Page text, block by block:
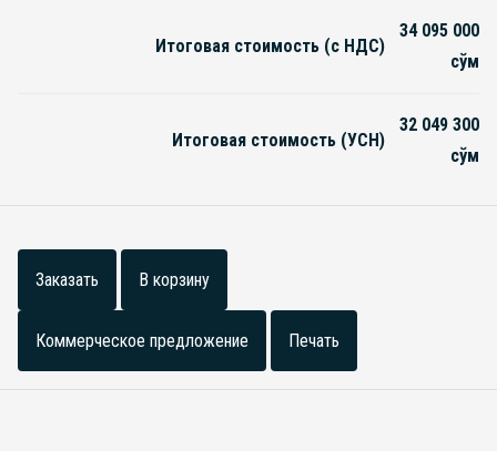
Итоговая стоимость (с НДС)
34 095 000
сўм
Итоговая стоимость (УСН)
32 049 300
сўм
Заказать В корзину
Коммерческое предложение Печать